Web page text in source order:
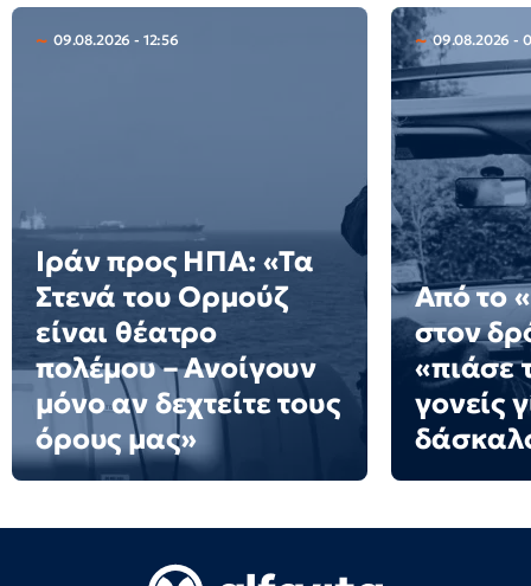
09.08.2026 - 12:56
Ιράν προς ΗΠΑ: «Τα
Στενά του Ορμούζ
είναι θέατρο
πολέμου – Ανοίγουν
μόνο αν δεχτείτε τους
όρους μας»
09.08.2026 -
Από το
στον
«πιάσε
γονείς